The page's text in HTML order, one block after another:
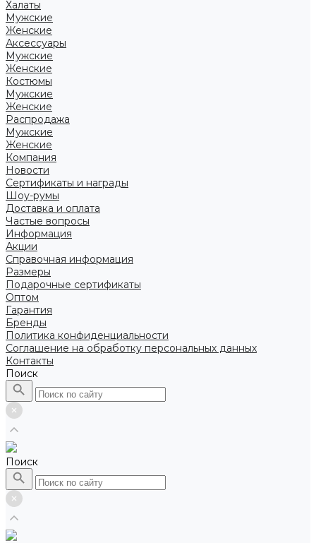
Халаты
Мужские
Женские
Аксессуары
Мужские
Женские
Костюмы
Мужские
Женские
Распродажа
Мужские
Женские
Компания
Новости
Сертификаты и награды
Шоу-румы
Доставка и оплата
Частые вопросы
Информация
Акции
Справочная информация
Размеры
Подарочные сертификаты
Оптом
Гарантия
Бренды
Политика конфиденциальности
Соглашение на обработку персональных данных
Контакты
Поиск
Поиск